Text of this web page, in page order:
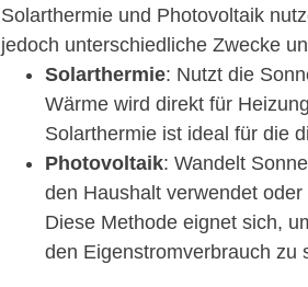
Solarthermie und Photovoltaik
jedoch unterschiedliche Zwecke
Solarthermie: Nutzt die
Wärme wird direkt für
Solarthermie ist ideal für die
Photovoltaik: Wandelt
den Haushalt verwendet
Diese Methode eignet sich,
den Eigenstromverbrauch zu